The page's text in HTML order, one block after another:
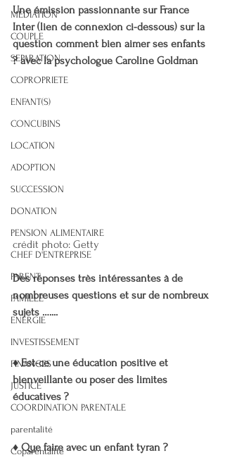
MEDIATION
COUPLE
SEPARATION
COPROPRIETE
ENFANT(S)
CONCUBINS
LOCATION
ADOPTION
SUCCESSION
DONATION
PENSION ALIMENTAIRE
CHEF D'ENTREPRISE
PARENT
FAMILLE
ENERGIE
INVESTISSEMENT
FINANCES
JUSTICE
COORDINATION PARENTALE
parentalité
Coparentalité
Une émission passionnante sur France
Inter (lien de connexion ci-dessous) sur la
question comment bien aimer ses enfants
? avec la psychologue Caroline Goldman
crédit photo: Getty
Des réponses très intéressantes à de
nombreuses questions et sur de nombreux
sujets …....
♦️ Est-ce une éducation positive et
bienveillante ou poser des limites
éducatives ?
♦️ Que faire avec un enfant tyran ?